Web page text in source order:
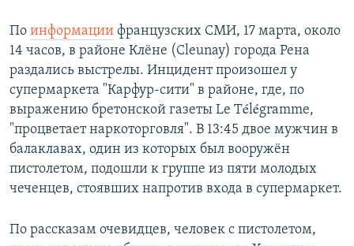
По информации французских СМИ, 17 марта, около
14 часов, в районе Клёне (Cleunay) города Рена
раздались выстрелы. Инцидент произошел у
супермаркета "Карфур-сити" в районе, где, по
выражению бретонской газеты Le Télégramme,
"процветает наркоторговля". В 13:45 двое мужчин в
балаклавах, один из которых был вооружён
пистолетом, подошли к группе из пяти молодых
чеченцев, стоявших напротив входа в супермаркет.
По рассказам очевидцев, человек с пистолетом,